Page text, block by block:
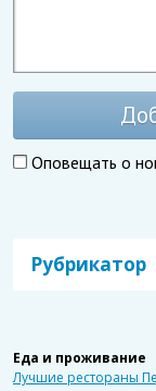
Оповещать о
Рубрикатор
Еда и проживание
Лучшие рестораны